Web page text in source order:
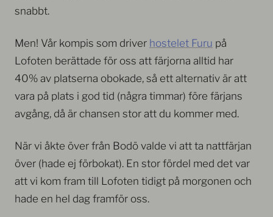
snabbt.
Men! Vår kompis som driver hostelet Furu på
Lofoten berättade för oss att färjorna alltid har
40% av platserna obokade, så ett alternativ är att
vara på plats i god tid (några timmar) före färjans
avgång, då är chansen stor att du kommer med.
När vi åkte över från Bodö valde vi att ta nattfärjan
över (hade ej förbokat). En stor fördel med det var
att vi kom fram till Lofoten tidigt på morgonen och
hade en hel dag framför oss.